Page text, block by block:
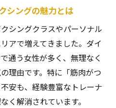
シングの魅力とは
シングクラスやパーソナル
アで増えてきました。ダイ
通う女性が多く、無理なく
理由です。特に「筋肉がつ
安も、経験豊富なトレーナ
く解消されています。